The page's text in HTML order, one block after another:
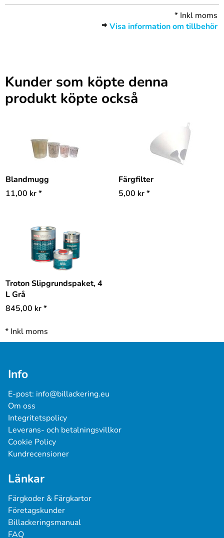
* Inkl moms
Visa information om tillbehör
Kunder som köpte denna
produkt köpte också
Blandmugg
11,00 kr*
Färgfilter
5,00 kr*
Troton Slipgrundspaket, 4
L Grå
845,00 kr*
* Inkl moms
Info
E-post: info@billackering.eu
Om oss
Integritetspolicy
Leverans- och betalningsvillkor
Cookie Policy
Kundrecensioner
Länkar
Färgkoder & Färgkartor
Företagskunder
Billackeringsmanual
FAQ